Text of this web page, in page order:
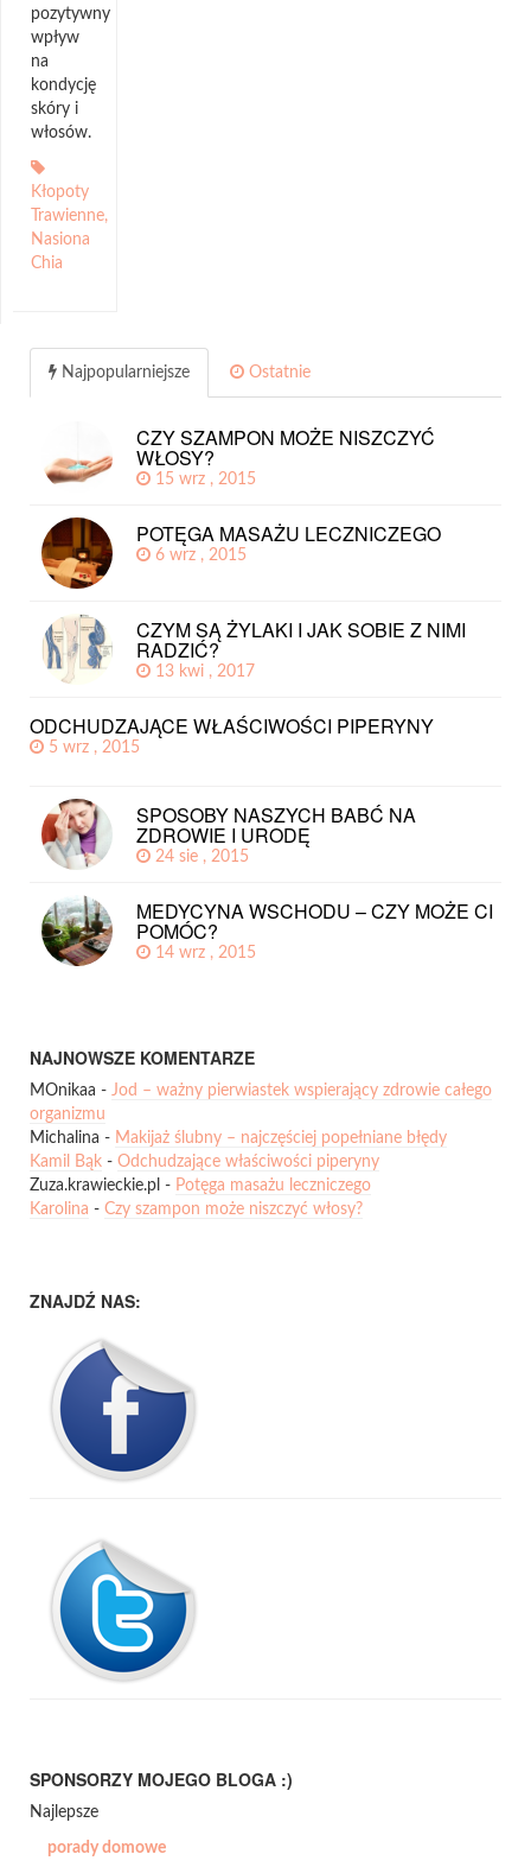
pozytywny
wpływ
na
kondycję
skóry i
włosów.
Kłopoty
Trawienne,
Nasiona
Chia
Najpopularniejsze Ostatnie
CZY SZAMPON MOŻE NISZCZYĆ
WŁOSY?
15 wrz , 2015
POTĘGA MASAŻU LECZNICZEGO
6 wrz , 2015
CZYM SĄ ŻYLAKI I JAK SOBIE Z NIMI
RADZIĆ?
13 kwi , 2017
ODCHUDZAJĄCE WŁAŚCIWOŚCI PIPERYNY
5 wrz , 2015
SPOSOBY NASZYCH BABĆ NA
ZDROWIE I URODĘ
24 sie , 2015
MEDYCYNA WSCHODU – CZY MOŻE CI
POMÓC?
14 wrz , 2015
NAJNOWSZE KOMENTARZE
MOnikaa - Jod – ważny pierwiastek wspierający zdrowie całego
organizmu
Michalina - Makijaż ślubny – najczęściej popełniane błędy
Kamil Bąk - Odchudzające właściwości piperyny
Zuza.krawieckie.pl - Potęga masażu leczniczego
Karolina - Czy szampon może niszczyć włosy?
ZNAJDŹ NAS:
SPONSORZY MOJEGO BLOGA :)
Najlepsze
porady domowe